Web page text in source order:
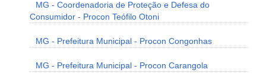
MG - Coordenadoria de Proteção e Defesa do
Consumidor - Procon Teófilo Otoni
MG - Prefeitura Municipal - Procon Congonhas
MG - Prefeitura Municipal - Procon Carangola